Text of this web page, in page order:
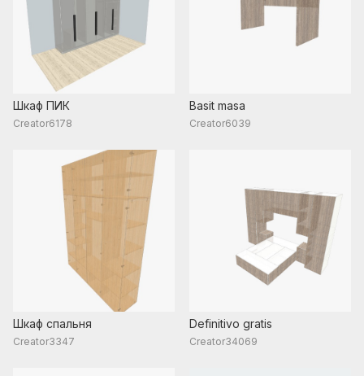
Шкаф ПИК
Creator6178
Basit masa
Creator6039
Шкаф спальня
Creator3347
Definitivo gratis
Creator34069